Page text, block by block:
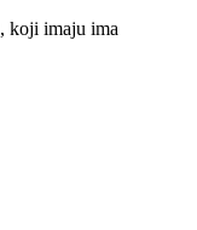
koji imaju ima